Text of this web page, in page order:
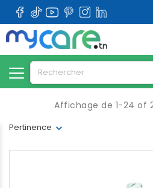
Pertinence
Affichage de 1-24 of